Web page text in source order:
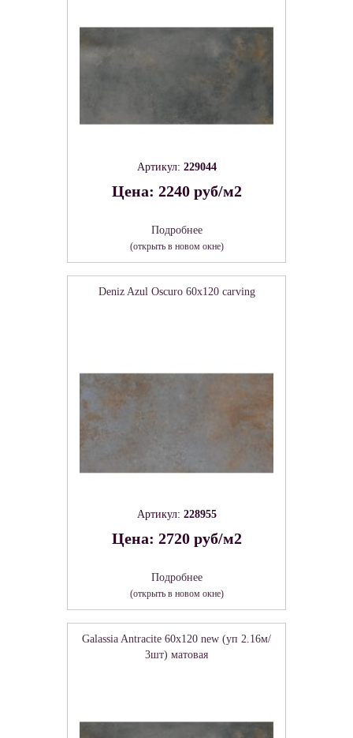
Артикул: 229044
Цена: 2240 руб/м2
Подробнее
(открыть в новом окне)
Deniz Azul Oscuro 60х120 carving
Артикул: 228955
Цена: 2720 руб/м2
Подробнее
(открыть в новом окне)
Galassia Antracite 60х120 new (уп 2.16м/
3шт) матовая